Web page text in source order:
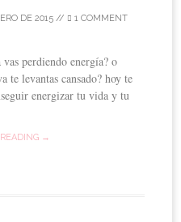
DE 2015 // 1 COMMENT
perdiendo energía? o
te levantas cansado? hoy te
energizar tu vida y tu
→